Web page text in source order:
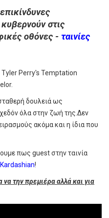
στις
οθόνες - ταινίες
Tyler Perry's Temptation
δουλειά ως
όλα στην ζωή της.Δεν
ακόμα και η ίδια που
πως guest στην ταινία
!
την πρεμιέρα αλλά και για